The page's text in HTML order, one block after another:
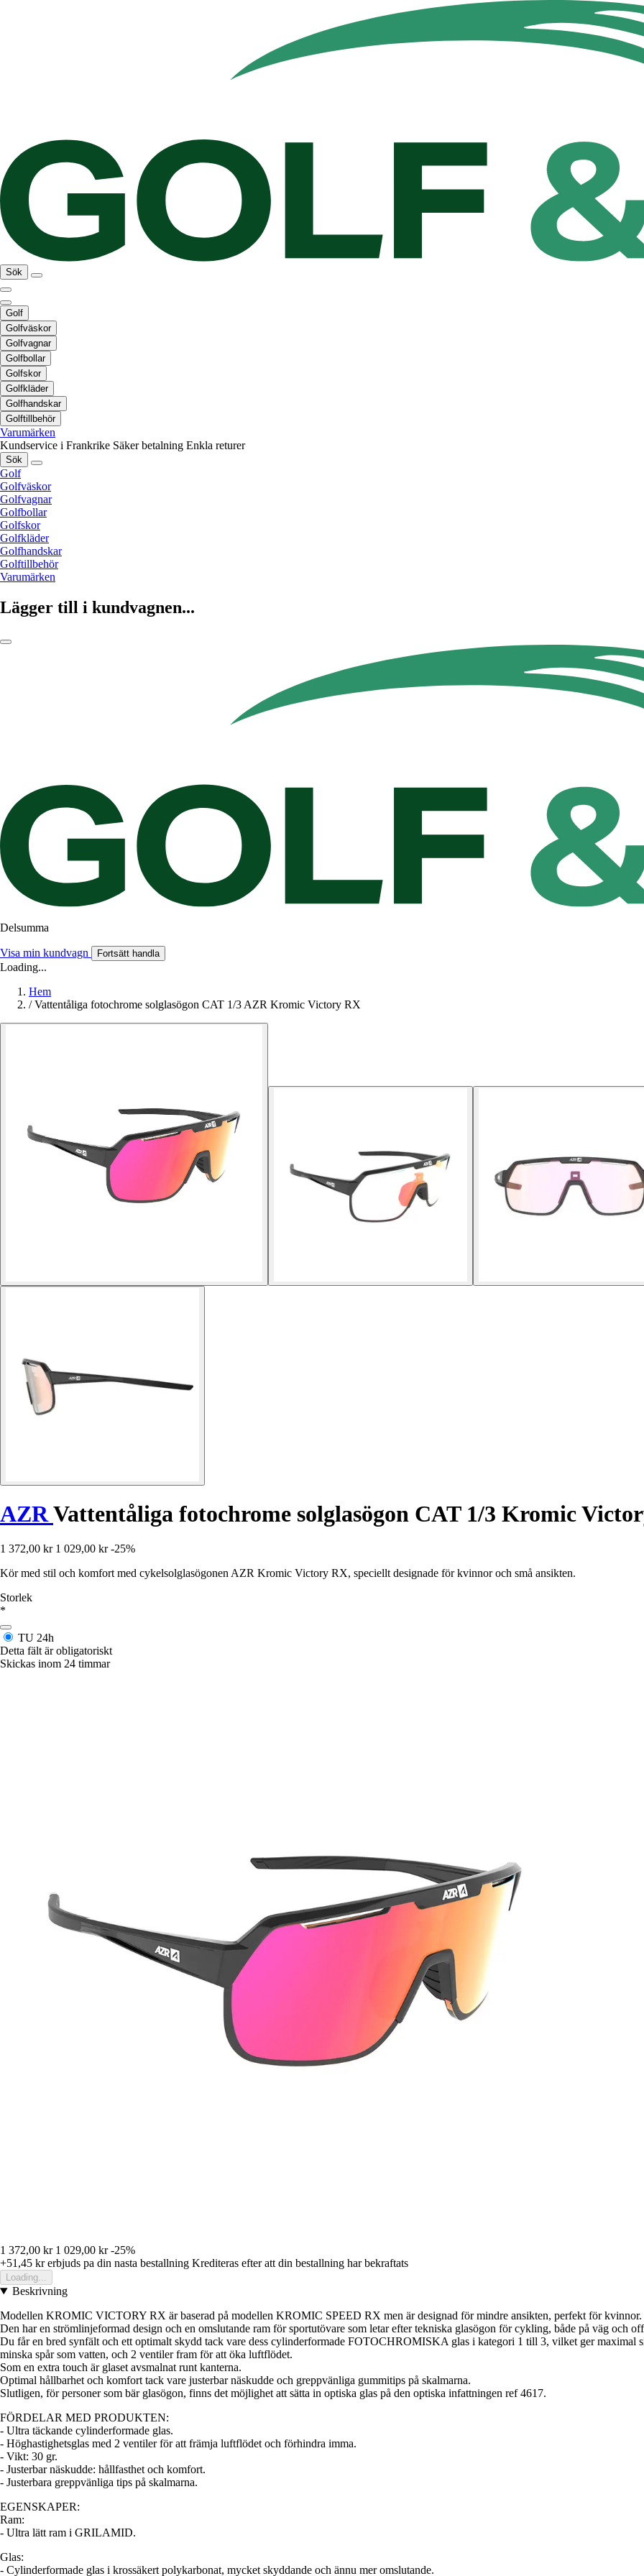
Sök
Golf
Golfväskor
Golfvagnar
Golfbollar
Golfskor
Golfkläder
Golfhandskar
Golftillbehör
Varumärken
Kundservice i Frankrike Säker betalning Enkla returer
Sök
Golf
Golfväskor
Golfvagnar
Golfbollar
Golfskor
Golfkläder
Golfhandskar
Golftillbehör
Varumärken
Lägger till i kundvagnen...
Delsumma
Visa min kundvagn Fortsätt handla
Loading...
Hem
/ Vattentåliga fotochrome solglasögon CAT 1/3 AZR Kromic Victory RX
AZRVattentåliga fotochrome solglasögon CAT 1/3 Kromic
1 372,00 kr 1 029,00 kr -25%
Kör med stil och komfort med cykelsolglasögonen AZR Kromic Victory RX, speciellt designade för kvinnor och små ansikten.
Storlek
*
TU 24h
Detta fält är obligatoriskt
Skickas inom 24 timmar
1 372,00 kr 1 029,00 kr -25%
+51,45 krerbjuds pa din nasta bestallning Krediteras efter att din bestallning har bekraftats
Loading...
Beskrivning
Modellen KROMIC VICTORY RX är baserad på modellen KROMIC SPEED RX men är designad för mindre ansikten, perfekt för kvinnor.
Den har en strömlinjeformad design och en omslutande ram för sportutövare som letar efter tekniska glasögon för cykling, både på väg och
Du får en bred synfält och ett optimalt skydd tack vare dess cylinderformade FOTOCHROMISKA glas i kategori 1 till 3, vilket ger maximal
minska spår som vatten, och 2 ventiler fram för att öka luftflödet.
Som en extra touch är glaset avsmalnat runt kanterna.
Optimal hållbarhet och komfort tack vare justerbar näskudde och greppvänliga gummitips på skalmarna.
Slutligen, för personer som bär glasögon, finns det möjlighet att sätta in optiska glas på den optiska infattningen ref 4617.
FÖRDELAR MED PRODUKTEN:
- Ultra täckande cylinderformade glas.
- Höghastighetsglas med 2 ventiler för att främja luftflödet och förhindra imma.
- Vikt: 30 gr.
- Justerbar näskudde: hållfasthet och komfort.
- Justerbara greppvänliga tips på skalmarna.
EGENSKAPER:
Ram:
- Ultra lätt ram i GRILAMID.
Glas:
- Cylinderformade glas i krossäkert polykarbonat, mycket skyddande och ännu mer omslutande.